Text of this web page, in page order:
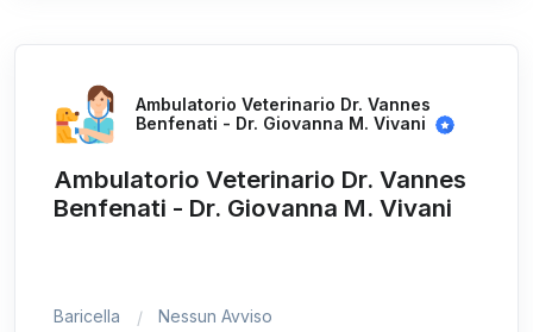
Ambulatorio Veterinario Dr. Vannes
Benfenati - Dr. Giovanna M. Vivani
Ambulatorio Veterinario Dr. Vannes
Benfenati - Dr. Giovanna M. Vivani
Baricella Nessun Avviso